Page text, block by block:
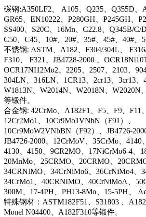
碳钢:A350LF2、 A105、Q235、Q355D、
GR65、EN10222、P280GH、P245GH、
SS400、S20C、16Mn、C22.8、Q345B/C/
C50、C45、10#、20#、35#、45#、40#、
不锈钢: ASTM、A182、F304/304L、
F310、 F321、JB4728-2000 、
OCR17NI12Mo2、2205、2507、2103、
304LN、316LN、1CR13、2cr13、3cr13、
W1813N、W2014N、W2018N、W2020N
等锻件。
合金钢: 42CrMo、A182F1、F5、F9、F11
12Cr2Mo1、10Cr9Mo1VNbN（F91）、
10Cr9MoW2VNbBN（F92）、JB4726-
JB4726-2000、12CrMoV、35CrMo、4140
4130、4150、9CR2MO、17NiCrMo6-4、
20MnMo、25CRMO、20CRMO、
34CRNIMO、34CrNiMo6、36CrNiMo4、
34CrMo1、40CRNIMO、40CrNiMoA、
300M、17-4PH、PH13-8Mo、15-5PH、
特殊钢材：ASTM182F51、S31803 、
Monel N04400、A182F310等锻件。